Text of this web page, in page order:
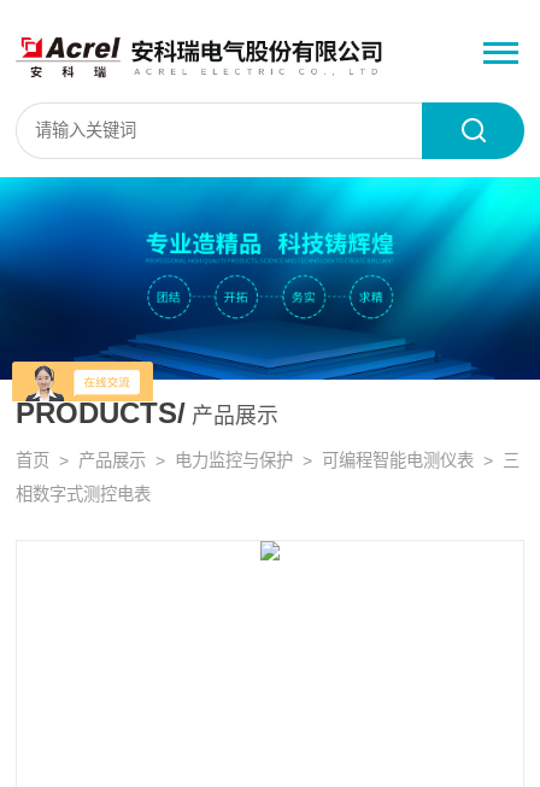
PRODUCTS/ 产品展示
首页 > 产品展示 > 电力监控与保护 > 可编程智能电测仪表 > 三
相数字式测控电表